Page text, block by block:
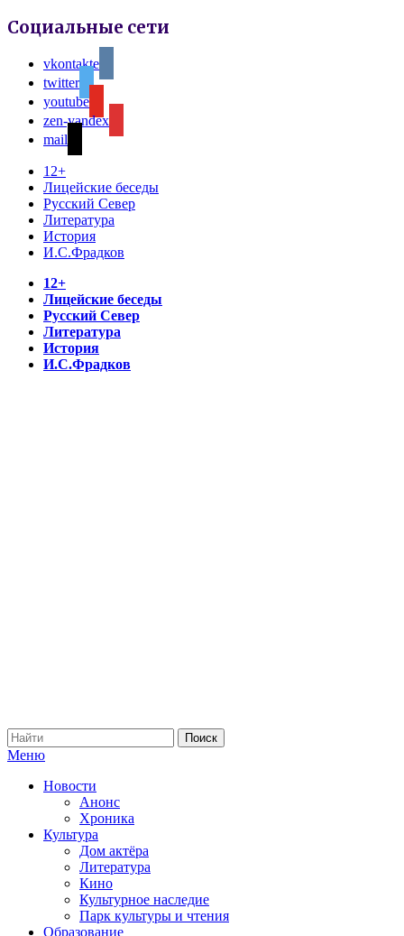
Социальные сети
vkontakte
twitter
youtube
zen-yandex
mail
12+
Лицейские беседы
Русский Север
Литература
История
И.С.Фрадков
12+
Лицейские беседы
Русский Север
Литература
История
И.С.Фрадков
Меню
Новости
Анонс
Хроника
Культура
Дом актёра
Литература
Кино
Культурное наследие
Парк культуры и чтения
Образование